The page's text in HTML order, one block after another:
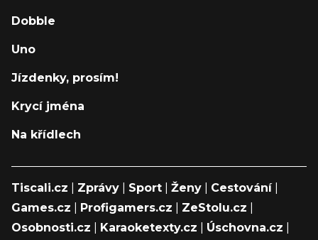
Dobble
Uno
Jízdenky, prosím!
Krycí jména
Na křídlech
Tiscali.cz Zprávy Sport Ženy Cestování|
Games.cz
Profigamers.cz ZeStolu.cz
Osobnosti.cz
Karaoketexty.cz Úschovna.cz